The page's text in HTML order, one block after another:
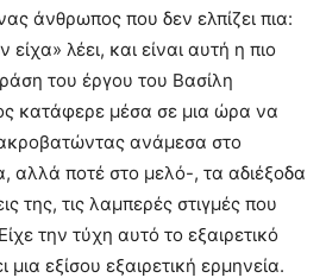
άνθρωπος που δεν ελπίζει πια:
λέει, και είναι αυτή η πιο
του έργου του Βασίλη
κατάφερε μέσα σε μια ώρα να
ακροβατώντας ανάμεσα στο
αλλά ποτέ στο μελό-, τα αδιέξοδα
της, τις λαμπερές στιγμές που
την τύχη αυτό το εξαιρετικό
εξίσου εξαιρετική ερμηνεία.